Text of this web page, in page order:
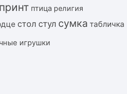
принт птица религия
стол стул сумка табличка
игрушки